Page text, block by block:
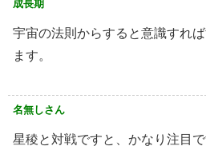
成長期
宇宙の法則からすると意識すれ
ます。
名無しさん
星稜と対戦ですと、かなり注目で